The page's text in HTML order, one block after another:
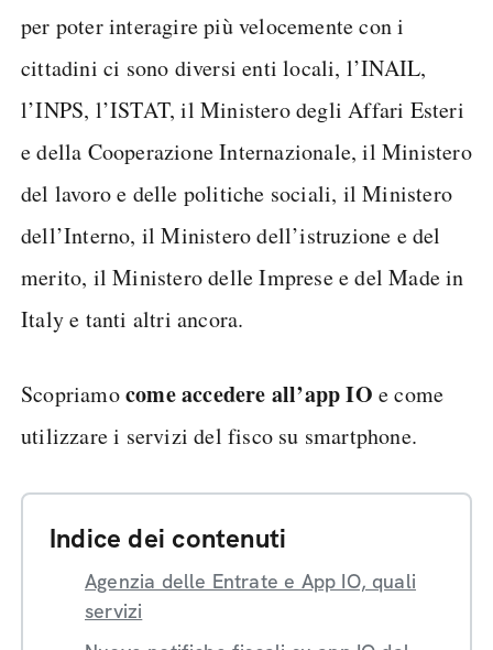
per poter interagire più velocemente con i
cittadini ci sono diversi enti locali, l’INAIL,
l’INPS, l’ISTAT, il Ministero degli Affari Esteri
e della Cooperazione Internazionale, il Ministero
del lavoro e delle politiche sociali, il Ministero
dell’Interno, il Ministero dell’istruzione e del
merito, il Ministero delle Imprese e del Made in
Italy e tanti altri ancora.
Scopriamocome accedere all’app IO e come
utilizzare i servizi del fisco su smartphone.
Indice dei contenuti
Agenzia delle Entrate e App IO, quali
servizi